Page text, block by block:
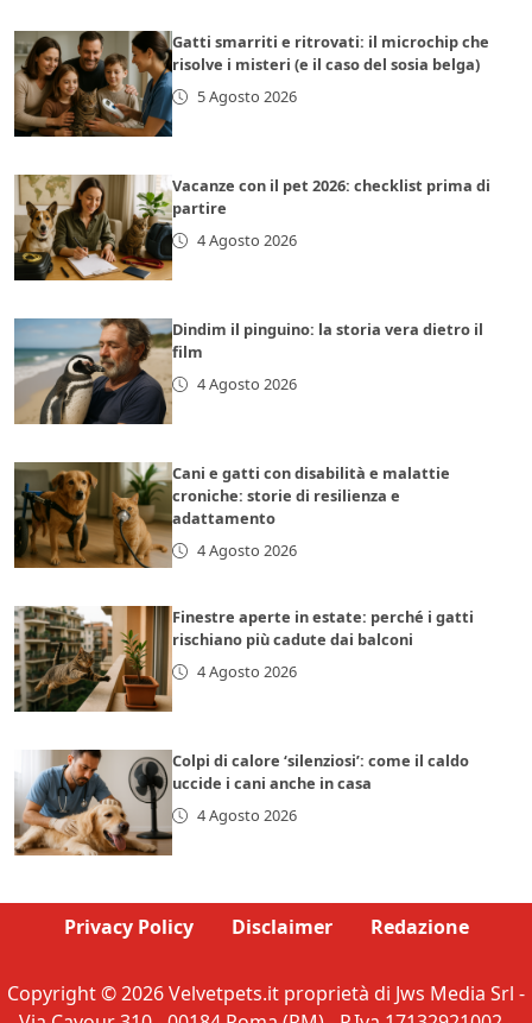
Gatti smarriti e ritrovati: il microchip che
risolve i misteri (e il caso del sosia belga)
5 Agosto 2026
Vacanze con il pet 2026: checklist prima di
partire
4 Agosto 2026
Dindim il pinguino: la storia vera dietro il
film
4 Agosto 2026
Cani e gatti con disabilità e malattie
croniche: storie di resilienza e
adattamento
4 Agosto 2026
Finestre aperte in estate: perché i gatti
rischiano più cadute dai balconi
4 Agosto 2026
Colpi di calore ‘silenziosi’: come il caldo
uccide i cani anche in casa
4 Agosto 2026
Privacy Policy Disclaimer Redazione
Copyright © 2026 Velvetpets.it proprietà di Jws Media Srl -